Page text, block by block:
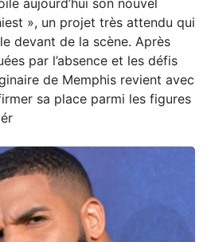
aujourd’hui son nouvel
», un projet très attendu qui
devant de la scène. Après
par l’absence et les défis
de Memphis revient avec
sa place parmi les figures